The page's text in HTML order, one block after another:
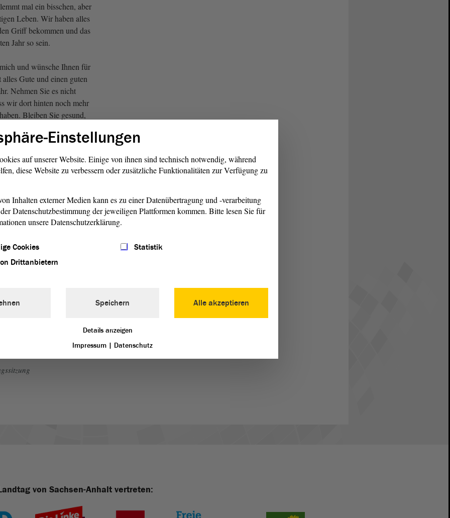
mal ein bisschen, aber
Leben. Wir haben alles
Griff bekommen und das
Jahr so sein.
und wünsche Ihnen für
Gute und einen guten
Nehmen Sie es nicht
wir dort hinten noch mehr
Bleiben Sie gesund,
rutschen Sie gut rein in
26. und 27. Januar 2023
wieder
hoffe, dass Sie sich bis
damit wir gemeinsam
Anhalt gute
können mit einer
und Ruhe und dabei den
so wie Sie das gemacht
noch einmal und eine gute
von Sachsen-Anhalt vertreten:
Einstellungen
auf unserer Website. Einige von ihnen sind technisch notwendig, während
diese Website zu verbessern oder zusätzliche Funktionalitäten zur Verfügung zu
Inhalten externer Medien kann es zu einer Datenübertragung und -verarbeitung
Datenschutzbestimmung der jeweiligen Plattformen kommen. Bitte lesen Sie für
unsere Datenschutzerklärung.
Cookies
Statistik
Drittanbietern
Alle akzeptieren
Speichern
Details anzeigen
Impressum | Datenschutz